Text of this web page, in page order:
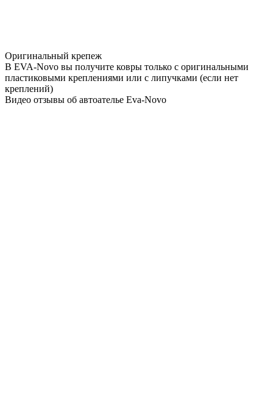
Оригинальный крепеж
В EVA-Novo вы получите ковры только с оригинальными
пластиковыми креплениями или с липучками (если нет
креплений)
Видео отзывы об автоателье Eva-Novo